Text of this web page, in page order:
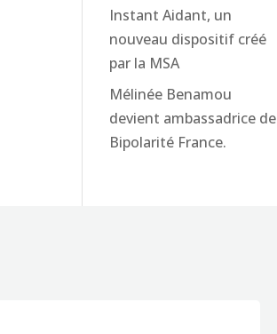
Instant Aidant, un
nouveau dispositif créé
par la MSA
Mélinée Benamou
devient ambassadrice de
Bipolarité France.